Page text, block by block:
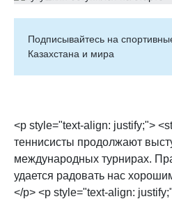
Подписывайтесь на
Казахстана и мира
<p style="text-align: justify;">
теннисисты продолжают
международных турнирах.
удается радовать нас
</p> <p style="text-align: